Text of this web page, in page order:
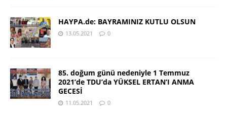
HAYPA.de: BAYRAMINIZ KUTLU OLSUN
13.05.2021 0
85. doğum günü nedeniyle 1 Temmuz
2021’de TDU’da YÜKSEL ERTAN’I ANMA
GECESİ
11.05.2021 0